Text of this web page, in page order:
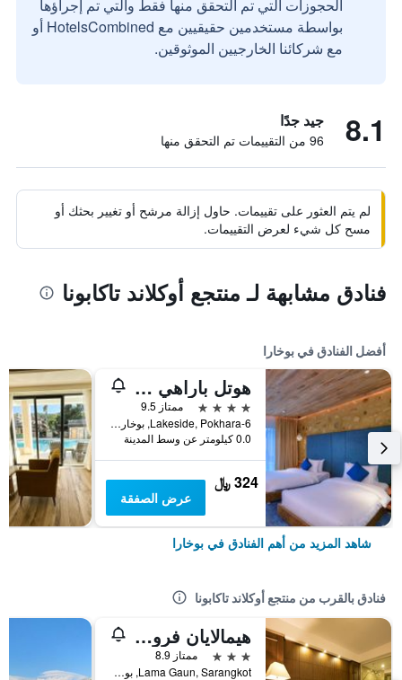
الحجوزات التي تم التحقق منها فقط والتي تم إجراؤها
بواسطة مستخدمين حقيقيين مع HotelsCombined أو
مع شركائنا الخارجيين الموثوقين.
8.1 جيد جدًا
96 من التقييمات تم التحقق منها
لم يتم العثور على تقييمات. حاول إزالة مرشح أو تغيير بحثك أو
مسح كل شيء لعرض التقييمات.
فنادق مشابهة لـ منتجع أوكلاند تاكابونا
أفضل الفنادق في بوخارا
هوتل باراهي بوكهارا
4 نجوم
ممتاز 9.5
Lakeside, Pokhara-6, بوخارا, نيبال
0.0 كيلومتر عن وسط المدينة
324 ﷼
عرض الصفقة
شاهد المزيد من أهم الفنادق في بوخارا
فنادق بالقرب من منتجع أوكلاند تاكابونا
هيمالايان فرونت هوتل باي كاي جي إتش جروب
3 نجوم
ممتاز 8.9
Lama Gaun, Sarangkot, بوخارا, نيبال